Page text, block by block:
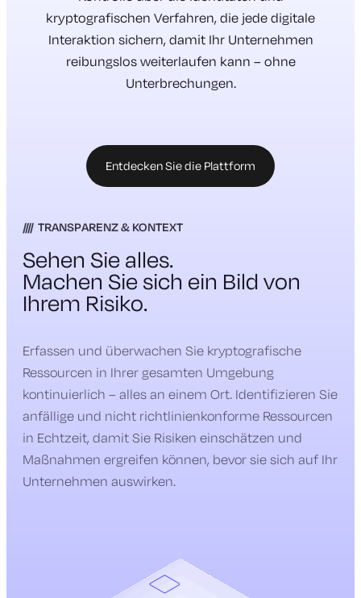
kryptografischen Verfahren, die jede digitale
Interaktion sichern, damit Ihr Unternehmen
reibungslos weiterlaufen kann – ohne
Unterbrechungen.
Entdecken Sie die Plattform
TRANSPARENZ & KONTEXT
Sehen Sie alles.
Machen Sie sich ein Bild von
Ihrem Risiko.
Erfassen und überwachen Sie kryptografische
Ressourcen in Ihrer gesamten Umgebung
kontinuierlich – alles an einem Ort. Identifizieren Sie
anfällige und nicht richtlinienkonforme Ressourcen
in Echtzeit, damit Sie Risiken einschätzen und
Maßnahmen ergreifen können, bevor sie sich auf Ihr
Unternehmen auswirken.